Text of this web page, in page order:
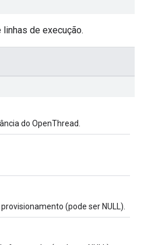
de execução.
do OpenThread.
(pode ser NULL).